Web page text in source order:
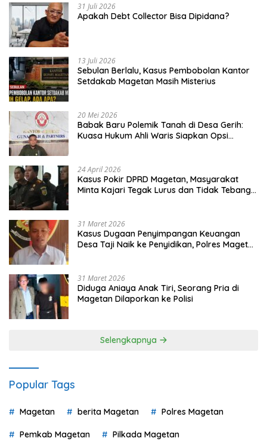
31 Juli 2026
Apakah Debt Collector Bisa Dipidana?
13 Juli 2026
Sebulan Berlalu, Kasus Pembobolan Kantor
Setdakab Magetan Masih Misterius
20 Mei 2026
Babak Baru Polemik Tanah di Desa Gerih:
Kuasa Hukum Ahli Waris Siapkan Opsi
24 April 2026
Kasus Pokir DPRD Magetan, Masyarakat
Minta Kajari Tegak Lurus dan Tidak Tebang
31 Maret 2026
Kasus Dugaan Penyimpangan Keuangan
Desa Taji Naik ke Penyidikan, Polres Magetan
31 Maret 2026
Diduga Aniaya Anak Tiri, Seorang Pria di
Magetan Dilaporkan ke Polisi
Selengkapnya
Popular Tags
Magetan berita Magetan Polres Magetan
Pemkab Magetan Pilkada Magetan